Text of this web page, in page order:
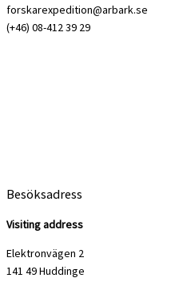
forskarexpedition@arbark.se
(+46) 08-412 39 29
Besöksadress
Visiting address
Elektronvägen 2
141 49 Huddinge